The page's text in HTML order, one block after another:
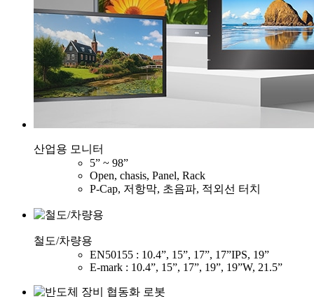
산업용 모니터
5” ~ 98”
Open, chasis, Panel, Rack
P-Cap, 저항막, 초음파, 적외선 터치
철도/차량용
EN50155 : 10.4”, 15”, 17”, 17”IPS, 19”
E-mark : 10.4”, 15”, 17”, 19”, 19”W, 21.5”